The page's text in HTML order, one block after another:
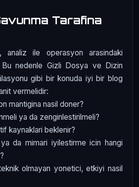
Tarafina
ile operasyon arasindaki
nedenle Gizli Dosya ve Dizin
gibi bir konuda iyi bir blog
vermelidir:
mantigina nasil doner?
ya da zenginlestirilmeli?
kaynaklari beklenir?
da mimari iyilestirme icin hangi
olmayan yonetici, etkiyi nasil